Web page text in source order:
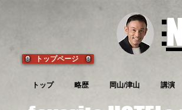
トップ 略歴 岡山/津山 講演
トップページ